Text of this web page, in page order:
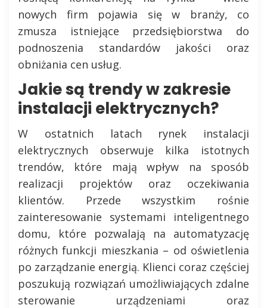
nowych firm pojawia się w branży, co
zmusza istniejące przedsiębiorstwa do
podnoszenia standardów jakości oraz
obniżania cen usług.
Jakie są trendy w zakresie
instalacji elektrycznych?
W ostatnich latach rynek instalacji
elektrycznych obserwuje kilka istotnych
trendów, które mają wpływ na sposób
realizacji projektów oraz oczekiwania
klientów. Przede wszystkim rośnie
zainteresowanie systemami inteligentnego
domu, które pozwalają na automatyzację
różnych funkcji mieszkania – od oświetlenia
po zarządzanie energią. Klienci coraz częściej
poszukują rozwiązań umożliwiających zdalne
sterowanie urządzeniami oraz